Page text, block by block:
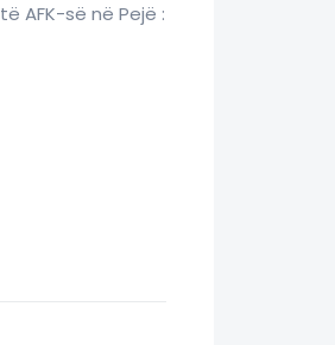
AFK-së në Pejë :